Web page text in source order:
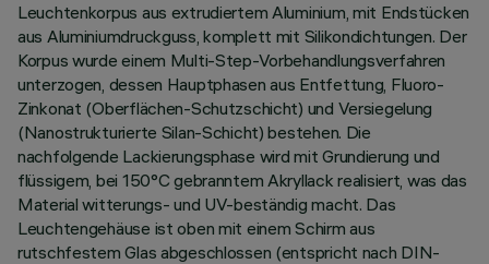
Leuchtenkorpus aus extrudiertem Aluminium, mit Endstücken
aus Aluminiumdruckguss, komplett mit Silikondichtungen. Der
Korpus wurde einem Multi-Step-Vorbehandlungsverfahren
unterzogen, dessen Hauptphasen aus Entfettung, Fluoro-
Zinkonat (Oberflächen-Schutzschicht) und Versiegelung
(Nanostrukturierte Silan-Schicht) bestehen. Die
nachfolgende Lackierungsphase wird mit Grundierung und
flüssigem, bei 150°C gebranntem Akryllack realisiert, was das
Material witterungs- und UV-beständig macht. Das
Leuchtengehäuse ist oben mit einem Schirm aus
rutschfestem Glas abgeschlossen (entspricht nach DIN-